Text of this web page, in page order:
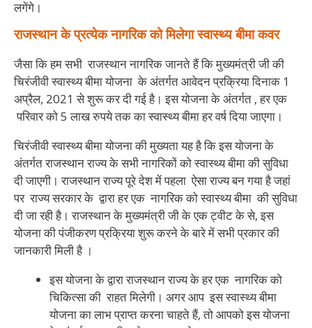
लगेंगे।
राजस्थानकेप्रत्येकनागरिककोमिलेगास्वास्थ्यबीमाकवर
जैसा कि हम सभी राजस्थान नागरिक जानते हैं कि मुख्यमंत्री जी की
चिरंजीवी स्वास्थ्य बीमा योजना के अंतर्गत आवेदन प्रक्रिया दिनाक 1
अप्रैल, 2021 से शुरू कर दी गई है। इस योजना के अंतर्गत , हर एक
परिवार को 5 लाख रुपये तक का स्वास्थ्य बीमा हर वर्ष दिया जाएगा।
चिरंजीवी स्वास्थ्य बीमा योजना की मुख्यता यह है कि इस योजना के
अंतर्गत राजस्थान राज्य के सभी नागरिकों को स्वास्थ्य बीमा की सुविधा
दी जाएगी। राजस्थान राज्य पूरे देश में पहला ऐसा राज्य बन गया है जहां
पर राज्य सरकार के द्वारा हर एक नागरिक को स्वास्थ्य बीमा की सुविधा
दी जा रही है। राजस्थान के मुख्यमंत्री जी के एक ट्वीट के से, इस
योजना की पंजीकरण प्रक्रिया शुरू करने के बारे में सभी प्रकार की
जानकारी मिली है ।
इस योजना के द्वारा राजस्थान राज्य के हर एक नागरिक को
चिकित्सा की राहत मिलेगी। अगर आप इस स्वास्थ्य बीमा
योजना का लाभ प्राप्त करना चाहते हैं, तो आपको इस योजना